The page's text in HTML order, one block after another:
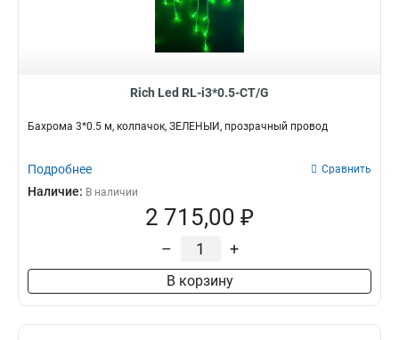
Rich Led RL-i3*0.5-CT/G
Бахрома 3*0.5 м, колпачок, ЗЕЛЕНЫЙ, прозрачный провод
Подробнее Сравнить
Наличие: В наличии
2 715,00 ₽
– +
В корзину